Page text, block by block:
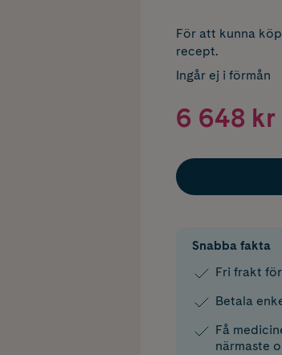
För att kunna
recept.
Ingår ej i förmån
6 648 kr
Snabba fakta
Fri frakt
Betala
Få
närmaste